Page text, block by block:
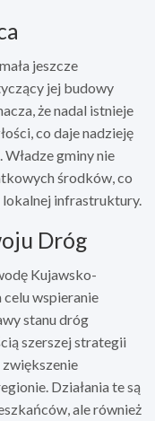
jeszcze
jej budowy
że nadal istnieje
co daje nadzieję
gminy nie
środków, co
infrastruktury.
Dróg
Kujawsko-
celu wspieranie
stanu dróg
szerszej strategii
zwiększenie
Działania te są
ale również